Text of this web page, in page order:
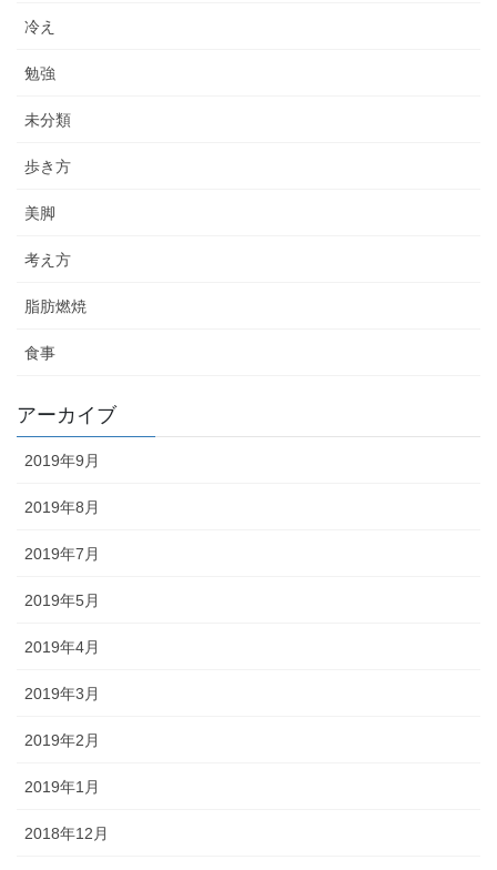
冷え
勉強
未分類
歩き方
美脚
考え方
脂肪燃焼
食事
アーカイブ
2019年9月
2019年8月
2019年7月
2019年5月
2019年4月
2019年3月
2019年2月
2019年1月
2018年12月